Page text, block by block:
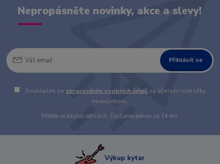
Nepropásněte novinky, akce a slevy!
Přihlásit se
Souhlasím se zpracováním osobních údajů za účelem rozesílky
newsletteru.
Můžete se kdykoli odhlásit. Zasíláme jednou za 14 dní.
Výkup kytar